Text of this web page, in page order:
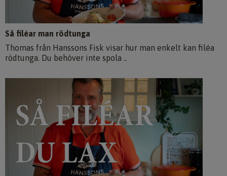
Så filéar man rödtunga
Thomas från Hanssons Fisk visar hur man enkelt kan filéa
rödtunga. Du behöver inte spola ..